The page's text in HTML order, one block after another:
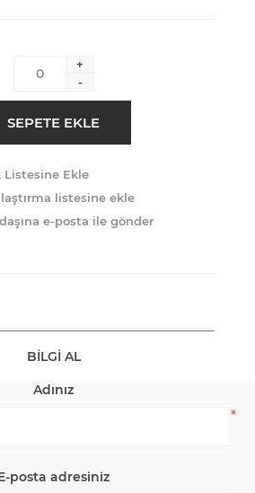
+
-
BILGI AL
Adınız
*
posta adresiniz